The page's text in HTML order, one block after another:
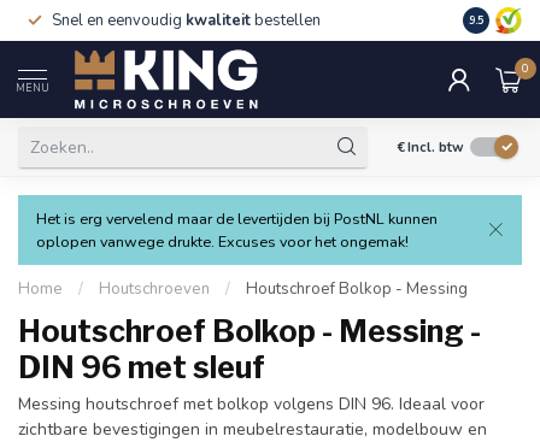
Snel en eenvoudig kwaliteitbestellen 9.5
MENU
0
€Incl. btw
Het is erg vervelend maar de levertijden bij PostNL kunnen
oplopen vanwege drukte. Excuses voor het ongemak!
Home / Houtschroeven / Houtschroef Bolkop - Messing
Houtschroef Bolkop - Messing -
DIN 96 met sleuf
Messing houtschroef met bolkop volgens DIN 96. Ideaal voor
zichtbare bevestigingen in meubelrestauratie, modelbouw en